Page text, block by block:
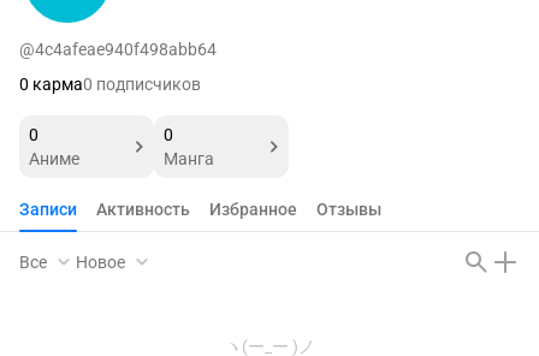
@4c4afeae940f498abb64
0 карма0 подписчиков
0
Аниме
0
Манга
Записи Активность Избранное Отзывы
Все Новое
ヽ(ー_ー )ノ